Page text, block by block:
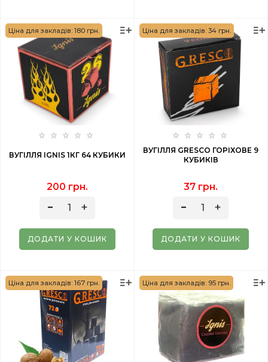
Ціна для закладів: 180 грн.
ВУГІЛЛЯ IGNIS 1КГ 64 КУБИКИ
200 грн.
ДОДАТИ У КОШИК
Ціна для закладів: 34 грн.
ВУГІЛЛЯ GRESCO ГОРІХОВЕ 9
КУБИКІВ
37 грн.
ДОДАТИ У КОШИК
Ціна для закладів: 167 грн. Ціна для закладів: 95 грн.